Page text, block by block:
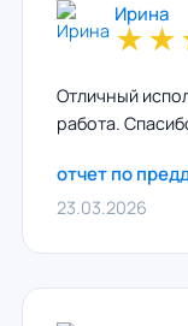
Ирина
★★
Отличный
работа.
отчет по
23.03.2026